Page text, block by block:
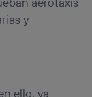
y
ello, ya